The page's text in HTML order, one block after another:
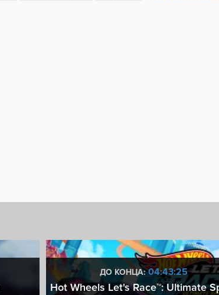
ДО КОНЦА:04:43:24
Hot Wheels Let's Race™: Ultimate